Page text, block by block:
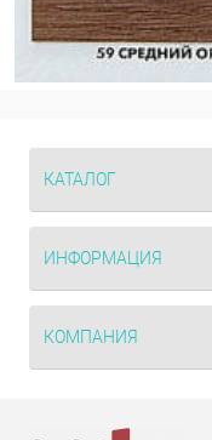
КАТАЛОГ
ИНФОРМАЦИЯ
КОМПАНИЯ